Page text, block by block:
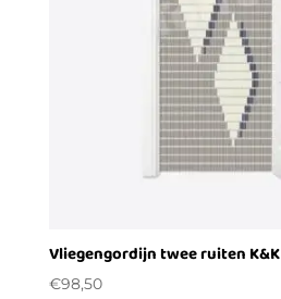
Vliegengordijn twee ruiten K&K
€98,50